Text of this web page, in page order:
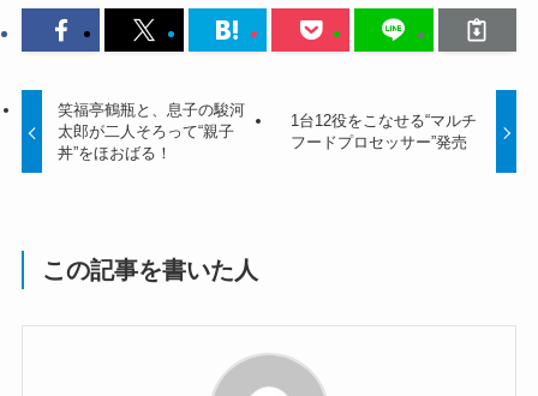
笑福亭鶴瓶と、息子の駿河
太郎が二人そろって“親子
丼”をほおばる！
1台12役をこなせる“マルチ
フードプロセッサー”発売
この記事を書いた人